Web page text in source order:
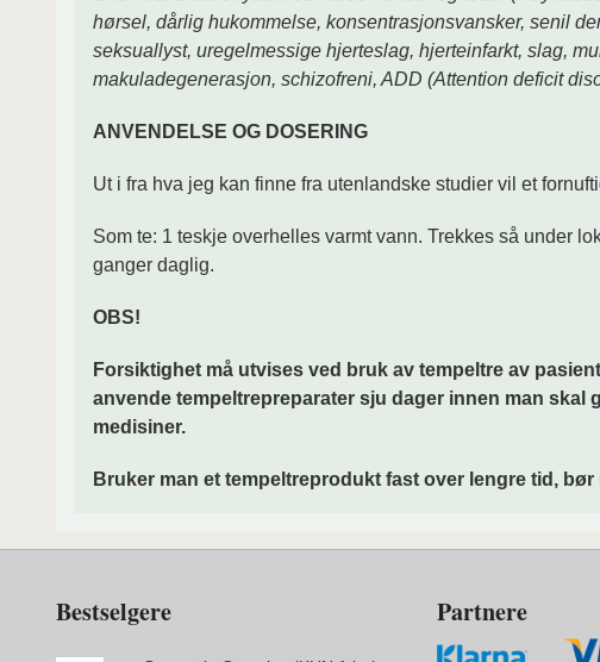
hørsel, dårlig hukommelse, konsentrasjonsvansker, senil
seksuallyst, uregelmessige hjerteslag, hjerteinfarkt, slag,
makuladegenerasjon, schizofreni, ADD (Attention deficit
ANVENDELSE OG DOSERING
Ut i fra hva jeg kan finne fra utenlandske studier vil et
Som te: 1 teskje overhelles varmt vann. Trekkes så under
ganger daglig.
OBS!
Forsiktighet må utvises ved bruk av tempeltre av
anvende tempeltrepreparater sju dager innen man
medisiner.
Bruker man et tempeltreprodukt fast over lengre tid,
Bestselgere Partnere